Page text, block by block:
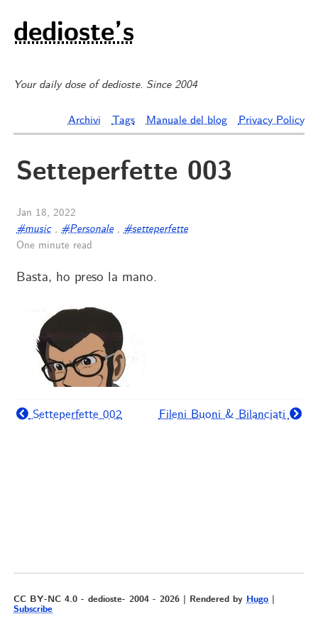
dedioste’s
Your daily dose of dedioste. Since 2004
Archivi Tags Manuale del blog Privacy Policy
Setteperfette 003
Jan 18, 2022
#music,#Personale ,#setteperfette
One minute read
Basta, ho preso la mano.
Setteperfette 002 Fileni Buoni & Bilanciati
CC BY-NC 4.0 - dedioste- 2004 - 2026 | Rendered byHugo |
Subscribe